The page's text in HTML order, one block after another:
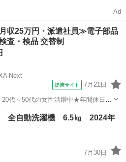
Ad
収25万円・派遣社員≫電子部品
査・検品 交替制
Next
提携サイト 7月21日
代～50代の女性活躍中★年間休日
ーム内でのお仕事！日払い制度利用可
通勤可！《山梨県中巨摩郡昭和町》
全自動洗濯機 6.5㎏ 2024年
7月30日